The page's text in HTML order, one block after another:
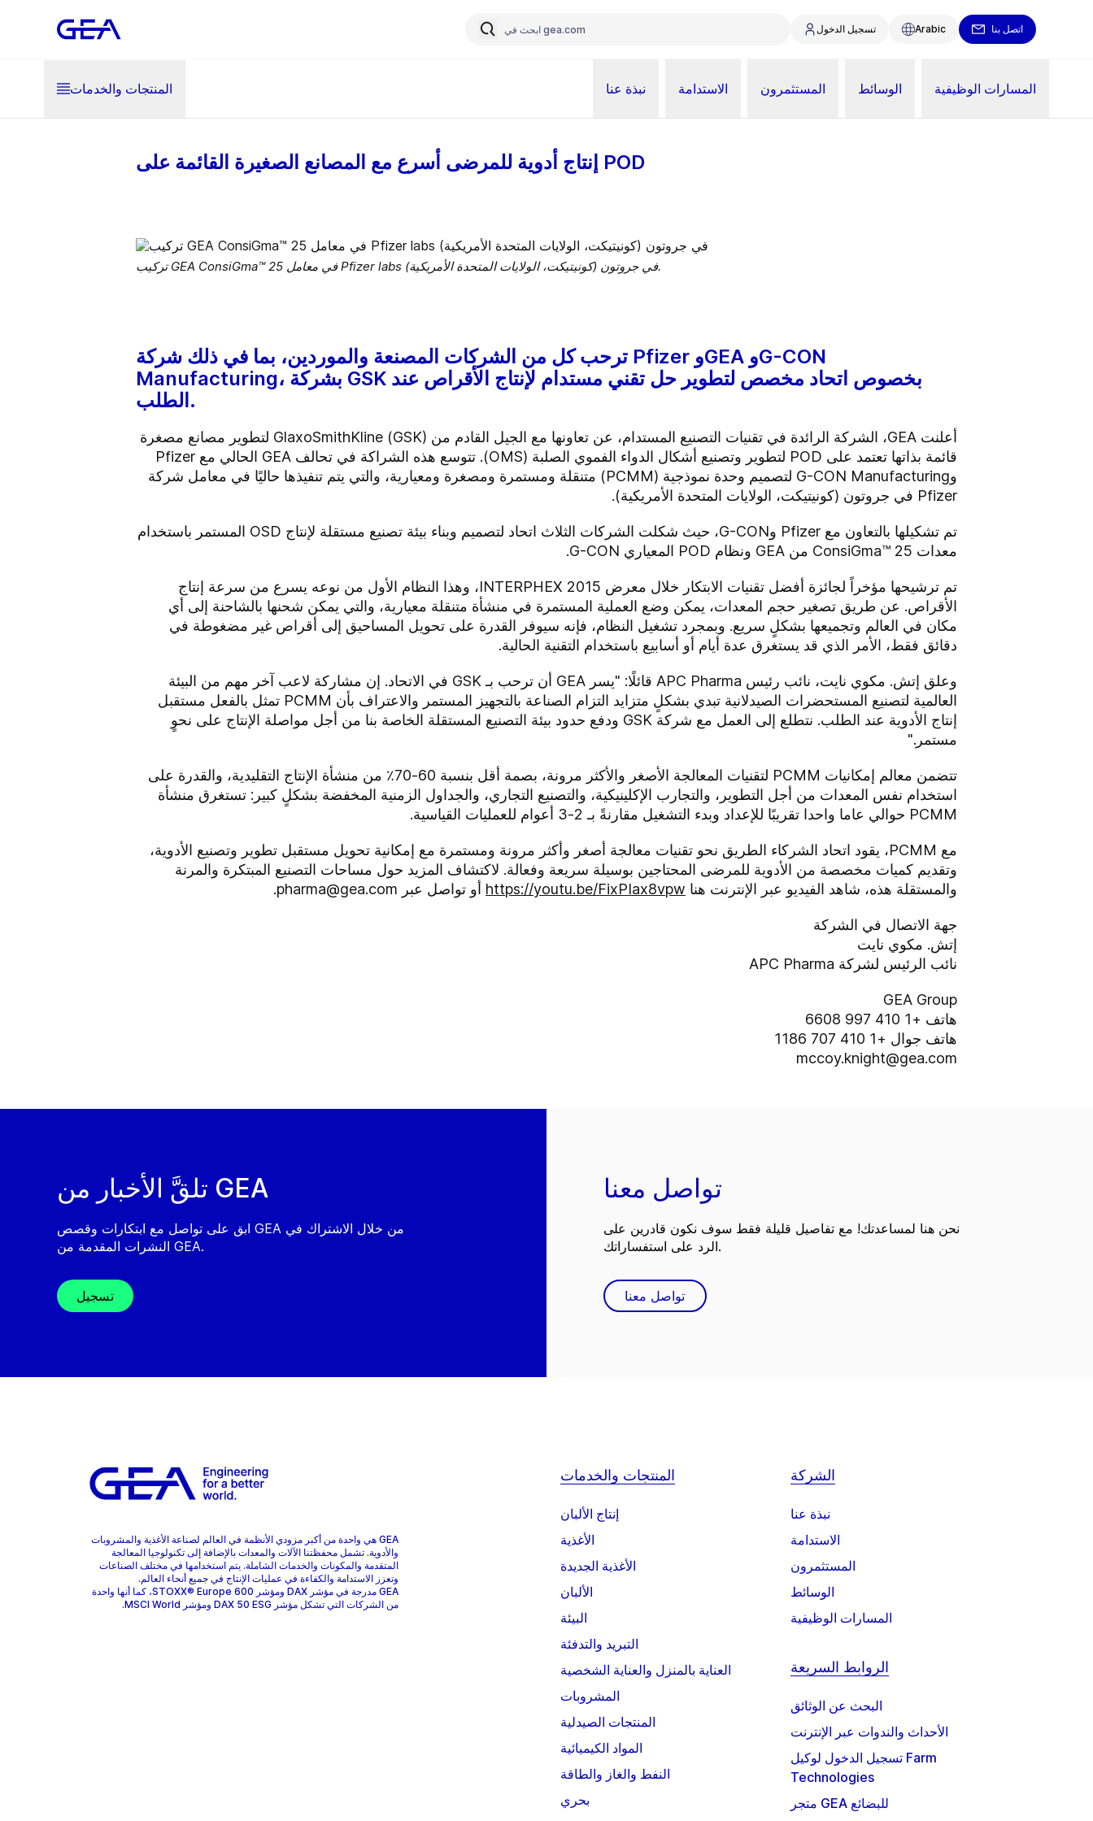
تسجيل الدخول Arabic اتصل بنا
المنتجات والخدمات نبذة عنا الاستدامة المستثمرون الوسائط المسارات الوظيفية
إنتاج أدوية للمرضى أسرع مع المصانع الصغيرة القائمة على POD
تركيب GEA ConsiGma™ 25 في معامل Pfizer labs في جروتون (كونيتيكت، الولايات المتحدة الأمريكية).
ترحب كل من الشركات المصنعة والموردين، بما في ذلك شركة Pfizer وGEA وG-CON
Manufacturing، بشركة GSK بخصوص اتحاد مخصص لتطوير حل تقني مستدام لإنتاج الأقراص عند
الطلب.
أعلنت GEA، الشركة الرائدة في تقنيات التصنيع المستدام، عن تعاونها مع الجيل القادم من GlaxoSmithKline (GSK) لتطوير مصانع مصغرة
قائمة بذاتها تعتمد على POD لتطوير وتصنيع أشكال الدواء الفموي الصلبة (OMS). تتوسع هذه الشراكة في تحالف GEA الحالي مع Pfizer
وG-CON Manufacturing لتصميم وحدة نموذجية (PCMM) متنقلة ومستمرة ومصغرة ومعيارية، والتي يتم تنفيذها حاليًا في معامل شركة
Pfizer في جروتون (كونيتيكت، الولايات المتحدة الأمريكية).
تم تشكيلها بالتعاون مع Pfizer وG-CON، حيث شكلت الشركات الثلاث اتحاد لتصميم وبناء بيئة تصنيع مستقلة لإنتاج OSD المستمر باستخدام
معدات ConsiGma™ 25 من GEA ونظام POD المعياري G-CON.
تم ترشيحها مؤخراً لجائزة أفضل تقنيات الابتكار خلال معرض INTERPHEX 2015، وهذا النظام الأول من نوعه يسرع من سرعة إنتاج
الأقراص. عن طريق تصغير حجم المعدات، يمكن وضع العملية المستمرة في منشأة متنقلة معيارية، والتي يمكن شحنها بالشاحنة إلى أي
مكان في العالم وتجميعها بشكلٍ سريع. وبمجرد تشغيل النظام، فإنه سيوفر القدرة على تحويل المساحيق إلى أقراص غير مضغوطة في
دقائق فقط، الأمر الذي قد يستغرق عدة أيام أو أسابيع باستخدام التقنية الحالية.
وعلق إتش. مكوي نايت، نائب رئيس APC Pharma قائلًا: "يسر GEA أن ترحب بـ GSK في الاتحاد. إن مشاركة لاعب آخر مهم من البيئة
العالمية لتصنيع المستحضرات الصيدلانية تبدي بشكلٍ متزايد التزام الصناعة بالتجهيز المستمر والاعتراف بأن PCMM تمثل بالفعل مستقبل
إنتاج الأدوية عند الطلب. نتطلع إلى العمل مع شركة GSK ودفع حدود بيئة التصنيع المستقلة الخاصة بنا من أجل مواصلة الإنتاج على نحوٍ
مستمر."
تتضمن معالم إمكانيات PCMM لتقنيات المعالجة الأصغر والأكثر مرونة، بصمة أقل بنسبة 60-70٪ من منشأة الإنتاج التقليدية، والقدرة على
استخدام نفس المعدات من أجل التطوير، والتجارب الإكلينيكية، والتصنيع التجاري، والجداول الزمنية المخفضة بشكلٍ كبير: تستغرق منشأة
PCMM حوالي عاما واحدا تقريبًا للإعداد وبدء التشغيل مقارنةً بـ 2-3 أعوام للعمليات القياسية.
مع PCMM، يقود اتحاد الشركاء الطريق نحو تقنيات معالجة أصغر وأكثر مرونة ومستمرة مع إمكانية تحويل مستقبل تطوير وتصنيع الأدوية،
وتقديم كميات مخصصة من الأدوية للمرضى المحتاجين بوسيلة سريعة وفعالة. لاكتشاف المزيد حول مساحات التصنيع المبتكرة والمرنة
والمستقلة هذه، شاهد الفيديو عبر الإنترنت هنا https://youtu.be/FixPIax8vpw أو تواصل عبر pharma@gea.com
.
جهة الاتصال في الشركة
إتش. مكوي نايت
نائب الرئيس لشركة APC Pharma
GEA Group
هاتف +1 410 997 6608
هاتف جوال +1 410 707 1186
mccoy.knight@gea.com
تلقَّ الأخبار من GEA
ابق على تواصل مع ابتكارات وقصص GEA من خلال الاشتراك في
النشرات المقدمة من GEA.
تسجيل
تواصل معنا
نحن هنا لمساعدتك! مع تفاصيل قليلة فقط سوف نكون قادرين على
الرد على استفساراتك.
تواصل معنا
GEA هي واحدة من أكبر مزودي الأنظمة في العالم لصناعة الأغذية والمشروبات
والأدوية. تشمل محفظتنا الآلات والمعدات بالإضافة إلى تكنولوجيا المعالجة
المتقدمة والمكونات والخدمات الشاملة. يتم استخدامها في مختلف الصناعات
وتعزز الاستدامة والكفاءة في عمليات الإنتاج في جميع أنحاء العالم.
GEA مدرجة في مؤشر DAX ومؤشر STOXX® Europe 600، كما أنها واحدة
من الشركات التي تشكل مؤشر DAX 50 ESG ومؤشر MSCI World.
المنتجات والخدمات
إنتاج الألبان
الأغذية
الأغذية الجديدة
الألبان
البيئة
التبريد والتدفئة
العناية بالمنزل والعناية الشخصية
المشروبات
المنتجات الصيدلية
المواد الكيميائية
النفط والغاز والطاقة
بحري
الشركة
نبذة عنا
الاستدامة
المستثمرون
الوسائط
المسارات الوظيفية
الروابط السريعة
البحث عن الوثائق
الأحداث والندوات عبر الإنترنت
تسجيل الدخول لوكيل Farm
Technologies
متجر GEA للبضائع